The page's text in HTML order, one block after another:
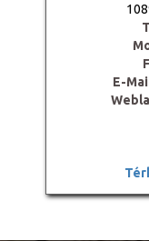
E-